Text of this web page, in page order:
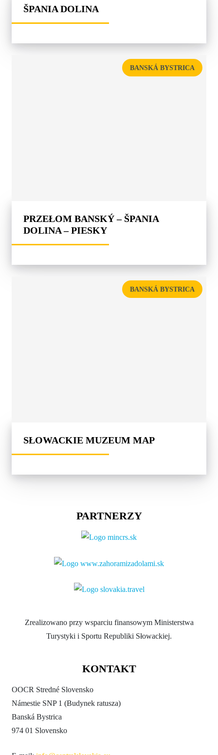
ŠPANIA DOLINA
BANSKÁ BYSTRICA
PRZEŁOM BANSKÝ – ŠPANIA
DOLINA – PIESKY
BANSKÁ BYSTRICA
SŁOWACKIE MUZEUM MAP
PARTNERZY
Zrealizowano przy wsparciu finansowym Ministerstwa
Turystyki i Sportu Republiki Słowackiej.
KONTAKT
OOCR Stredné Slovensko
Námestie SNP 1 (Budynek ratusza)
Banská Bystrica
974 01 Slovensko